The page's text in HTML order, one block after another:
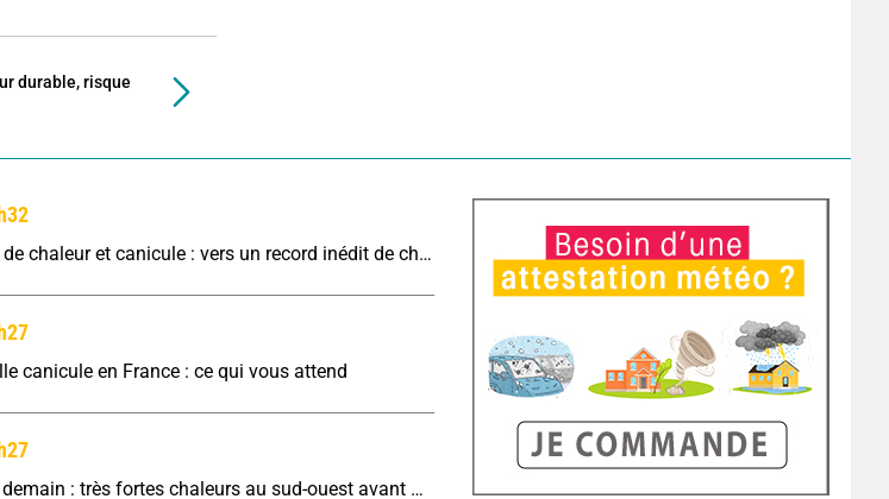
durable, risque
Vague de chaleur et canicule : vers un record inédit de chaleur durable en France
canicule en France : ce qui vous attend
Météo demain : très fortes chaleurs au sud-ouest avant des orages, jusqu'à 39°C